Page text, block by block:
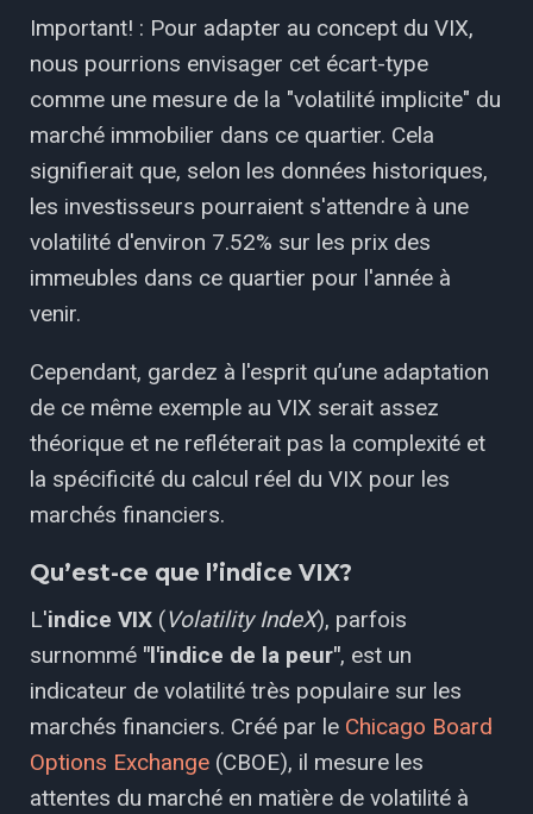
Important! : Pour adapter au concept du VIX,
nous pourrions envisager cet écart-type
comme une mesure de la "volatilité implicite" du
marché immobilier dans ce quartier. Cela
signifierait que, selon les données historiques,
les investisseurs pourraient s'attendre à une
volatilité d'environ 7.52% sur les prix des
immeubles dans ce quartier pour l'année à
venir.
Cependant, gardez à l'esprit qu’une adaptation
de ce même exemple au VIX serait assez
théorique et ne refléterait pas la complexité et
la spécificité du calcul réel du VIX pour les
marchés financiers.
Qu’est-ce que l’indice VIX?
L'indice VIX (Volatility IndeX), parfois
surnommé "l'indice de la peur", est un
indicateur de volatilité très populaire sur les
marchés financiers. Créé par le Chicago Board
Options Exchange (CBOE), il mesure les
attentes du marché en matière de volatilité à